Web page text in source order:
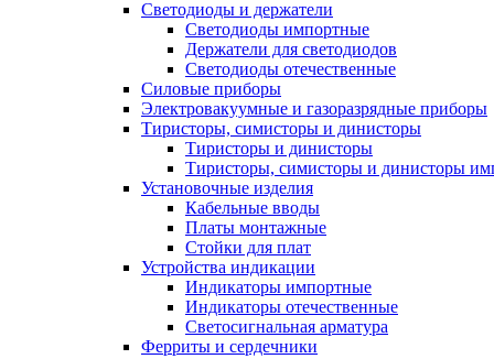
Светодиоды и держатели
Светодиоды импортные
Держатели для светодиодов
Светодиоды отечественные
Силовые приборы
Электровакуумные и газоразрядные приборы
Тиристоры, симисторы и динисторы
Тиристоры и динисторы
Тиристоры, симисторы и динисторы
Установочные изделия
Кабельные вводы
Платы монтажные
Стойки для плат
Устройства индикации
Индикаторы импортные
Индикаторы отечественные
Светосигнальная арматура
Ферриты и сердечники